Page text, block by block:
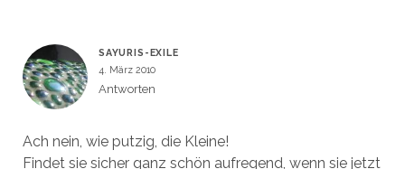
SAYURIS-EXILE
4. März 2010
Antworten
Ach nein, wie putzig, die Kleine!
Findet sie sicher ganz schön aufregend, wenn sie jetzt